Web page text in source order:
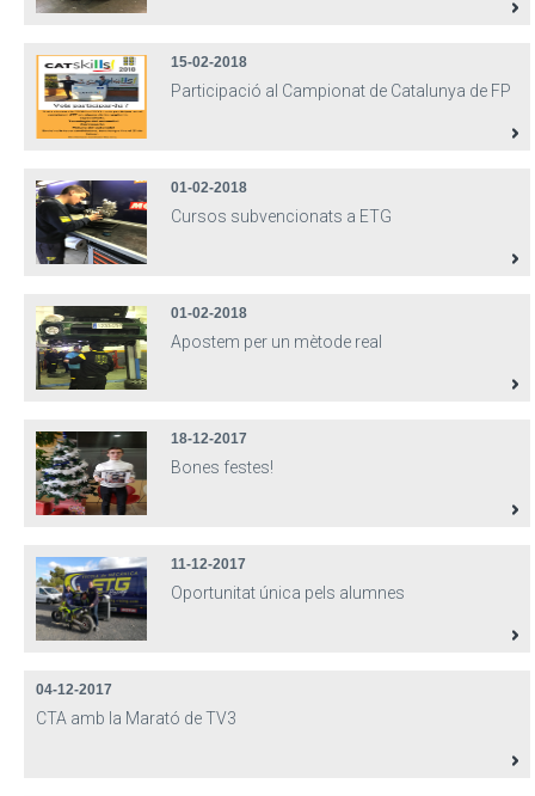
15-02-2018
Participació al Campionat de Catalunya de FP
01-02-2018
Cursos subvencionats a ETG
01-02-2018
Apostem per un mètode real
18-12-2017
Bones festes!
11-12-2017
Oportunitat única pels alumnes
04-12-2017
CTA amb la Marató de TV3